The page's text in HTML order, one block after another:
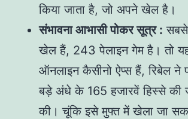
किया जाता है, जो अपने खेल है।
संभावना आभासी पोकर सूत्र : सबसे
खेल हैं, 243 पेलाइन गेम है। तो यहां
ऑनलाइन कैसीनो ऐप्स हैं, रिबेल ने
बड़े अंधे के 165 हजारवें हिस्से की
की। चूंकि इसे मुफ्त में खेला जा